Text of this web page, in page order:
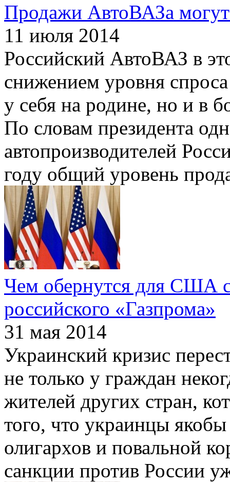
Продажи АвтоВАЗа могут
11 июля 2014
Российский АвтоВАЗ в
снижением уровня
у себя на родине, но и в
По словам президента
автопроизводителей
году общий уровень
Чем обернутся для США
российского «Газпрома»
31 мая 2014
Украинский кризис
не только у граждан
жителей других стран,
того, что украинцы
олигархов и повальной
санкции против России